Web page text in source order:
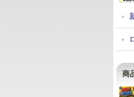
商